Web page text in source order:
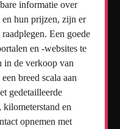
informatie over
en hun prijzen, zijn er
Een goede
en -websites te
in de verkoop van
breed scala aan
gedetailleerde
en
opnemen met